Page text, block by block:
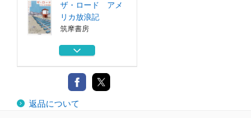
ザ・ロード アメ
リカ放浪記
筑摩書房
第二の人生に輝い
明文書房
赤死病
白水社
返品について